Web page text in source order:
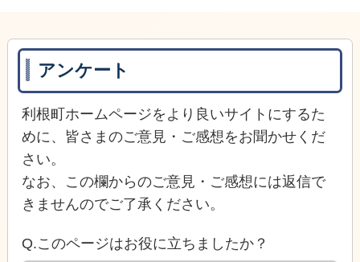
アンケート
利根町ホームページをより良いサイトにするた
めに、皆さまのご意見・ご感想をお聞かせくだ
さい。
なお、この欄からのご意見・ご感想には返信で
きませんのでご了承ください。
Q.このページはお役に立ちましたか？